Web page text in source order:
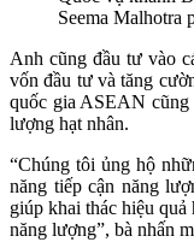
Seema Malhotra
Anh cũng đầu tư vào
vốn đầu tư và tăng
quốc gia ASEAN cũng
lượng hạt nhân.
“Chúng tôi ủng hộ
năng tiếp cận năng
giúp khai thác hiệu
năng lượng”, bà nhấn